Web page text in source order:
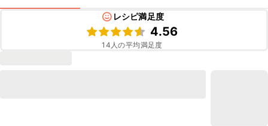
レシピ満足度
4.56
14 人の平均満足度